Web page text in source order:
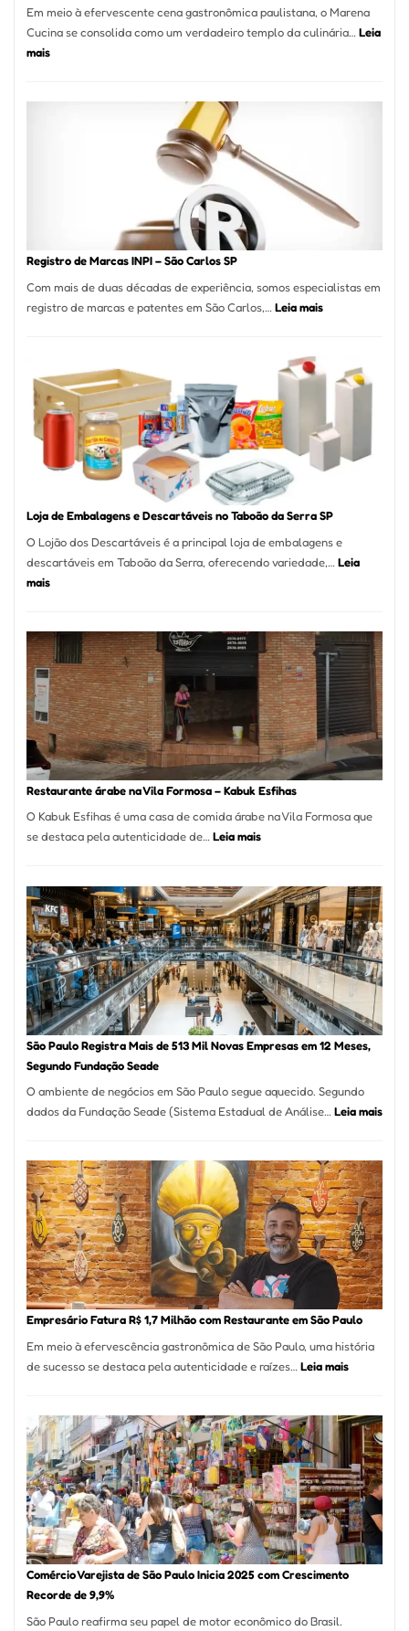
Em meio à efervescente cena gastronômica paulistana, o Marena
Cucina se consolida como um verdadeiro templo da culinária… Leia
mais:
Bibi
Registro de Marcas INPI – São Carlos SP
Com mais de duas décadas de experiência, somos especialistas em
registro de marcas e patentes em São Carlos,… Leia mais:
Marcas
INPI
São
Carlos
SP
Loja de Embalagens e Descartáveis no Taboão da Serra SP
O Lojão dos Descartáveis é a principal loja de embalagens e
descartáveis em Taboão da Serra, oferecendo variedade,… Leia
mais:
Embalagens
e
Descartáveis
no
Taboão
da
Serra
SP
Restaurante árabe na Vila Formosa – Kabuk Esfihas
O Kabuk Esfihas é uma casa de comida árabe na Vila Formosa que
se destaca pela autenticidade de…Leia mais:
na
Vila
Formosa
–
Kabuk
Esfihas
São Paulo Registra Mais de 513 Mil Novas Empresas em 12 Meses,
Segundo Fundação Seade
O ambiente de negócios em São Paulo segue aquecido. Segundo
dados da Fundação Seade (Sistema Estadual de Análise… Leia mais:
de
513
Mil
em
Empresário Fatura R$ 1,7 Milhão com Restaurante em São Paulo
Em meio à efervescência gastronômica de São Paulo, uma história
de sucesso se destaca pela autenticidade e raízes… Leia mais:
R$
Milhão
com
em
São
Paulo
Comércio Varejista de São Paulo Inicia 2025 com Crescimento
Recorde de 9,9%
São Paulo reafirma seu papel de motor econômico do Brasil.